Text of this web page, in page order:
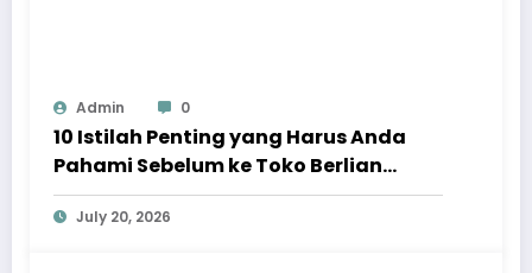
Admin 0
10 Istilah Penting yang Harus Anda
Pahami Sebelum ke Toko Berlian
Taman Anggrek
July 20, 2026